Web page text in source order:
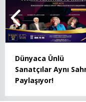
Dünyaca Ünlü
Sanatçılar Aynı
Paylaşıyor!